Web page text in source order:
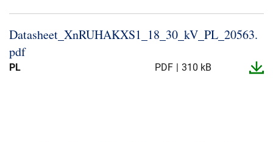
Datasheet_​XnRUHAKXS1_​18_​30_​kV_​PL_​20563.​
pdf
PL PDF 310 kB